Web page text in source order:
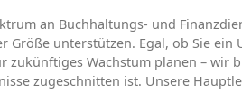
an Buchhaltungs- und
Größe unterstützen. Egal, ob Sie
zukünftiges Wachstum planen – wir
zugeschnitten ist. Unsere